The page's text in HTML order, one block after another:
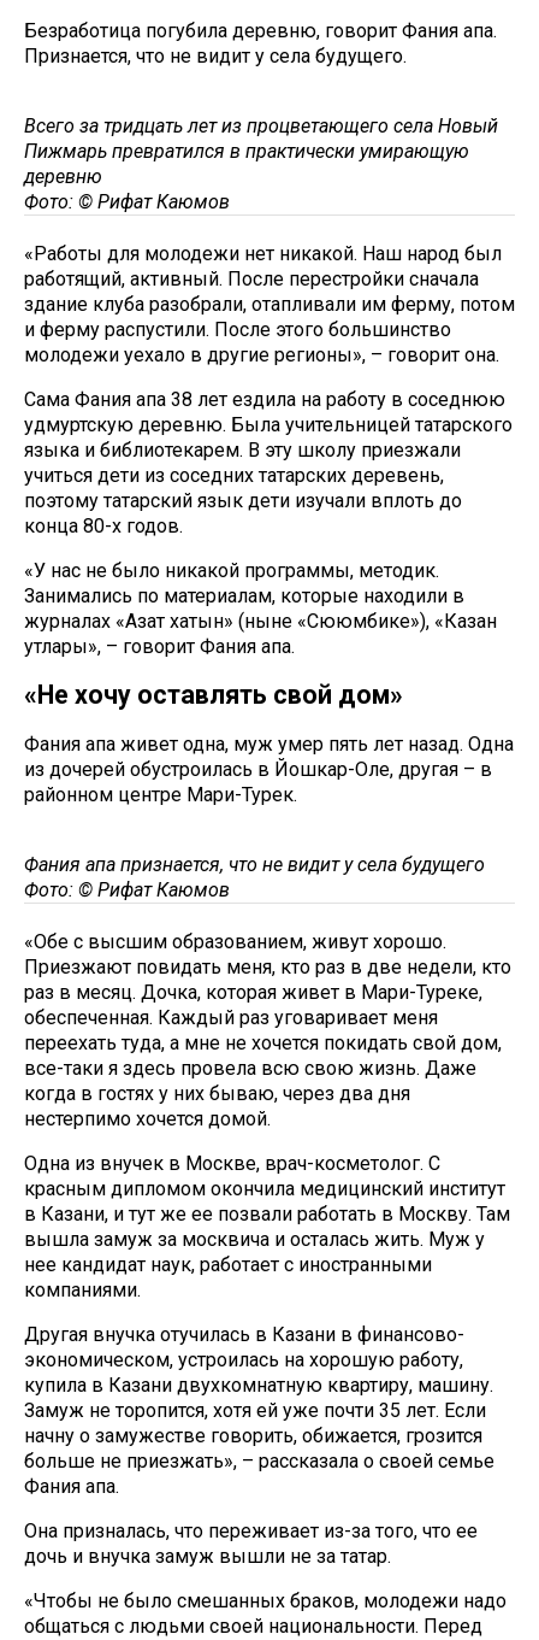
Безработица погубила деревню, говорит Фания апа.
Признается, что не видит у села будущего.
Всего за тридцать лет из процветающего села Новый
Пижмарь превратился в практически умирающую
деревню
Фото: © Рифат Каюмов
«Работы для молодежи нет никакой. Наш народ был
работящий, активный. После перестройки сначала
здание клуба разобрали, отапливали им ферму, потом
и ферму распустили. После этого большинство
молодежи уехало в другие регионы», – говорит она.
Сама Фания апа 38 лет ездила на работу в соседнюю
удмуртскую деревню. Была учительницей татарского
языка и библиотекарем. В эту школу приезжали
учиться дети из соседних татарских деревень,
поэтому татарский язык дети изучали вплоть до
конца 80-х годов.
«У нас не было никакой программы, методик.
Занимались по материалам, которые находили в
журналах «Азат хатын» (ныне «Сююмбике»), «Казан
утлары», – говорит Фания апа.
«Не хочу оставлять свой дом»
Фания апа живет одна, муж умер пять лет назад. Одна
из дочерей обустроилась в Йошкар-Оле, другая – в
районном центре Мари-Турек.
Фания апа признается, что не видит у села будущего
Фото: © Рифат Каюмов
«Обе с высшим образованием, живут хорошо.
Приезжают повидать меня, кто раз в две недели, кто
раз в месяц. Дочка, которая живет в Мари-Туреке,
обеспеченная. Каждый раз уговаривает меня
переехать туда, а мне не хочется покидать свой дом,
все-таки я здесь провела всю свою жизнь. Даже
когда в гостях у них бываю, через два дня
нестерпимо хочется домой.
Одна из внучек в Москве, врач-косметолог. С
красным дипломом окончила медицинский институт
в Казани, и тут же ее позвали работать в Москву. Там
вышла замуж за москвича и осталась жить. Муж у
нее кандидат наук, работает с иностранными
компаниями.
Другая внучка отучилась в Казани в финансово-
экономическом, устроилась на хорошую работу,
купила в Казани двухкомнатную квартиру, машину.
Замуж не торопится, хотя ей уже почти 35 лет. Если
начну о замужестве говорить, обижается, грозится
больше не приезжать», – рассказала о своей семье
Фания апа.
Она призналась, что переживает из-за того, что ее
дочь и внучка замуж вышли не за татар.
«Чтобы не было смешанных браков, молодежи надо
общаться с людьми своей национальности. Перед